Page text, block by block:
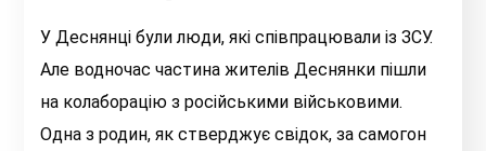
У Деснянці були люди, які співпрацювали із ЗСУ.
Але водночас частина жителів Деснянки пішли
на колаборацію з російськими військовими.
Одна з родин, як стверджує свідок, за самогон